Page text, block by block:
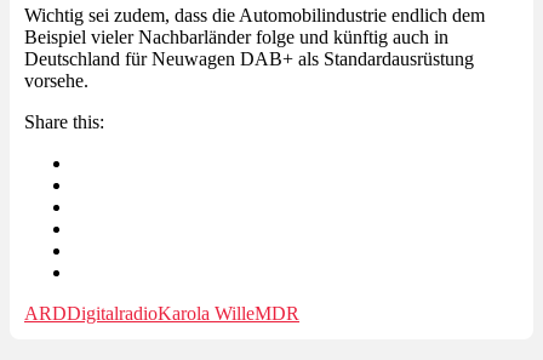
Wichtig sei zudem, dass die Automobilindustrie endlich dem
Beispiel vieler Nachbarländer folge und künftig auch in
Deutschland für Neuwagen DAB+ als Standardausrüstung
vorsehe.
Share this:
ARDDigitalradioKarola WilleMDR